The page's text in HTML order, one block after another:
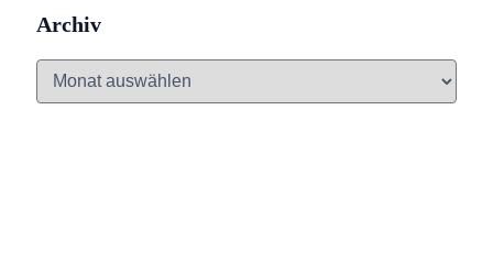
Archiv